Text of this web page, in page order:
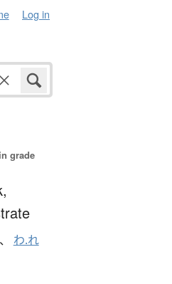
Log in
grade
、 わ.れ